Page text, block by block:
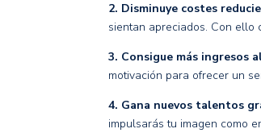
2. Disminuye costes
sientan apreciados. Con ello
3. Consigue más ingresos
motivación para ofrecer un
4. Gana nuevos talentos
impulsarás tu imagen como